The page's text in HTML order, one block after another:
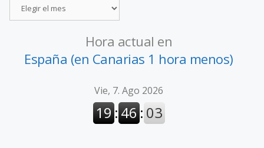
Hora actual en
España (en Canarias 1 hora menos)